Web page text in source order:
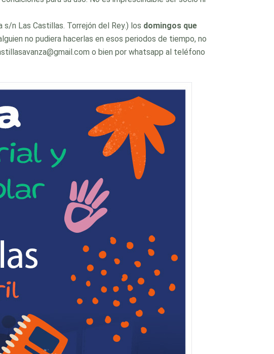
n Las Castillas. Torrejón del Rey.) los domingos que
no pudiera hacerlas en esos periodos de tiempo, no
o bien por whatsapp al teléfono